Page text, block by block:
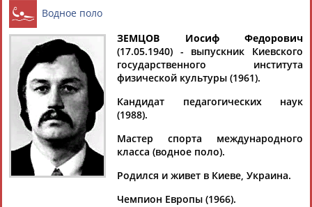
Найдено: 1персона Расширенный поиск
Иосиф
ЗЕМЦОВ
Ваш запрос: "Иосиф ЗЕМЦОВ"
Водное поло
ЗЕМЦОВ Иосиф Федорович
(17.05.1940) - выпускник Киевского
государственного института
физической культуры (1961).
Кандидат педагогических наук
(1988).
Мастер спорта международного
класса (водное поло).
Родился и живет в Киеве, Украина.
Чемпион Европы (1966).